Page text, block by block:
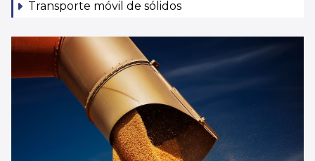
Transporte móvil de sólidos